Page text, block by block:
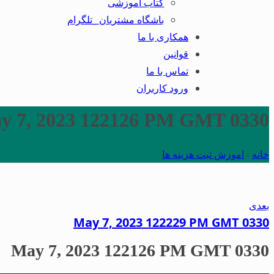
باشگاه مشتریان _تلگرام
همکاری با ما
قوانین
تماس با ما
ورود کاربران
7, 2023 122126 PM GMT 0330
خانه › اموزش ثبت هزینه ها
بعدی
May 7, 2023 122229 PM GMT 0330
May 7, 2023 122126 PM GMT 0330